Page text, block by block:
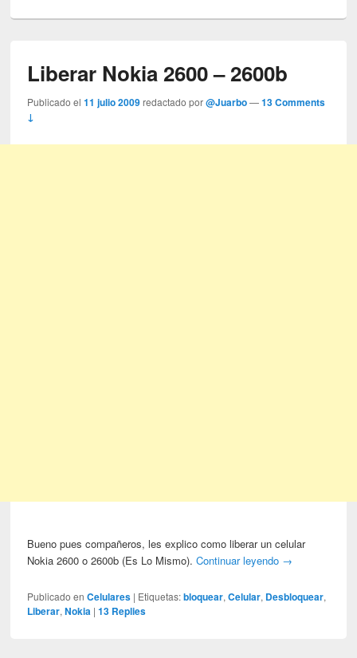
Liberar Nokia 2600 – 2600b
Publicado el11 julio 2009 redactado por@Juarbo —13 Comments
↓
Bueno pues compañeros, les explico como liberar un celular
Nokia 2600 o 2600b (Es Lo Mismo).Continuar leyendo →
Publicado en Celulares | Etiquetas: bloquear,Celular, Desbloquear,
Liberar,Nokia |13 Replies